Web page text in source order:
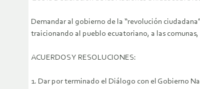
Demandar al gobierno de la “revolución
traicionando al pueblo ecuatoriano, a las
ACUERDOS Y RESOLUCIONES:
1. Dar por terminado el Diálogo con el Gobierno